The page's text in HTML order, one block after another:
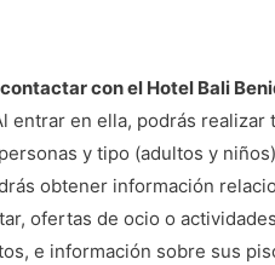
con el Hotel Bali
entrar en ella, podrás
y tipo (adultos y
obtener información
ofertas de ocio o
e información sobre sus